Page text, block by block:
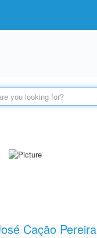
Cação Pereira